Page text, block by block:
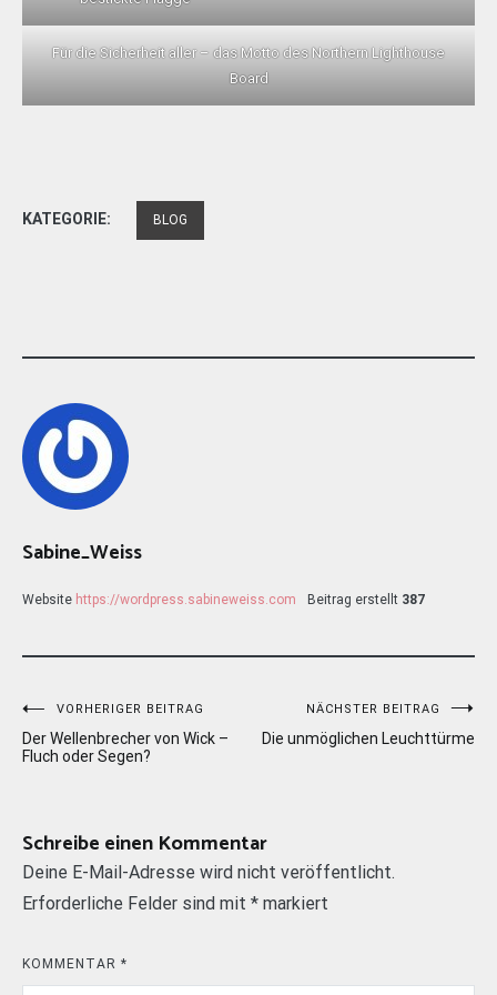
Für die Sicherheit aller – das Motto des Northern Lighthouse
Board
KATEGORIE: BLOG
Sabine_Weiss
Website https://wordpress.sabineweiss.com Beitrag erstellt 387
Beitragsnavigation
VORHERIGER BEITRAG
Der Wellenbrecher von Wick –
Fluch oder Segen?
NÄCHSTER BEITRAG
Die unmöglichen Leuchttürme
Schreibe einen Kommentar
Deine E-Mail-Adresse wird nicht veröffentlicht.
Erforderliche Felder sind mit * markiert
KOMMENTAR *